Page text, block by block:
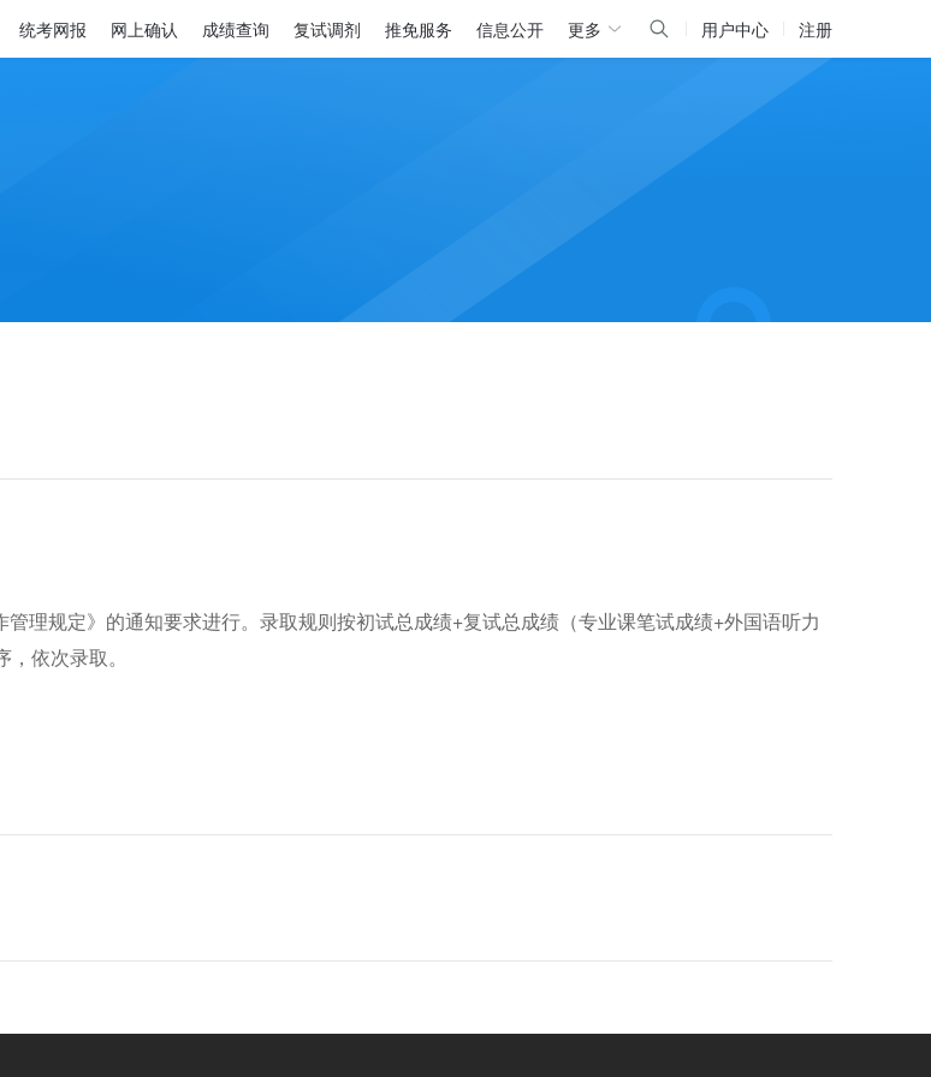
统考网报 网上确认 成绩查询 复试调剂 推免服务 信息公开 更多 用户中心 注册
规定》的通知要求进行。录取规则按初试总成绩+复试总成绩（专业课笔试成绩+外国语听力
依次录取。